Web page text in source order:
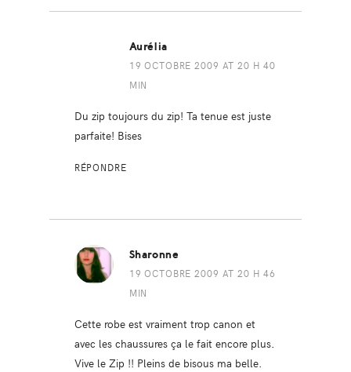
Aurélia
19 OCTOBRE 2009 AT 20 H 40
MIN
Du zip toujours du zip! Ta tenue est juste
parfaite! Bises
RÉPONDRE
Sharonne
19 OCTOBRE 2009 AT 20 H 46
MIN
Cette robe est vraiment trop canon et
avec les chaussures ça le fait encore plus.
Vive le Zip !! Pleins de bisous ma belle.